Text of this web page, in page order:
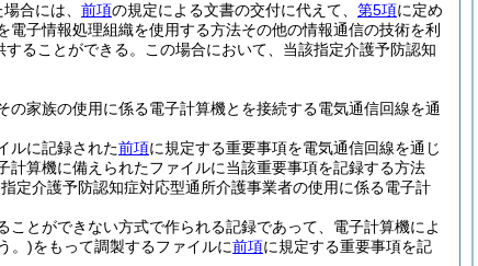
合には、 前項の規定による文書の交付に代えて、 第5項に定め
子情報処理組織を使用する方法その他の情報通信の技術を利
ることができる。
この場合において、当該指定介護予防認知
家族の使用に係る電子計算機とを接続する電気通信回線を通
ルに記録された前項に規定する重要事項を電気通信回線を通じ
算機に備えられたファイルに当該重要事項を記録する方法
定介護予防認知症対応型通所介護事業者の使用に係る電子計
とができない方式で作られる記録であって、電子計算機によ
。)をもって調製するファイルに前項に規定する重要事項を記